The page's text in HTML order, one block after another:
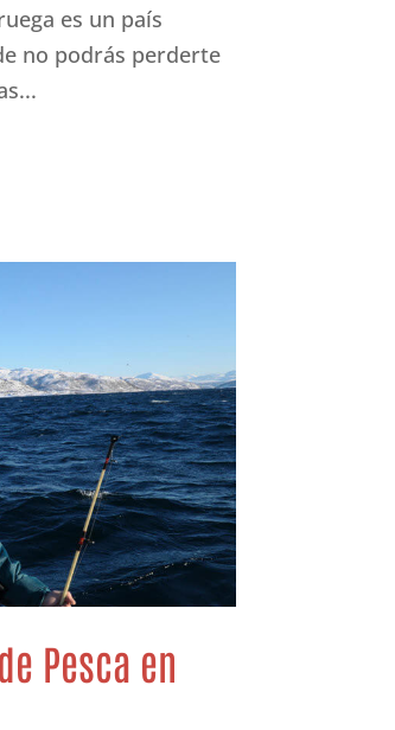
es un país
no podrás perderte
Pesca en